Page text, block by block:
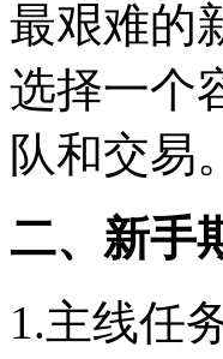
最艰难的
选择一个
队和交易。
二、新手
1.主线任